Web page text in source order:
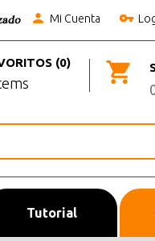
Mi Cuenta
(0)
Tutorial